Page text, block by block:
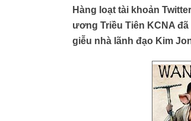
Hàng loạt tài khoản
ương Triều Tiên KCNA
giễu nhà lãnh đạo Kim